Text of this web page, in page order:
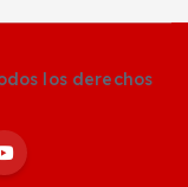
los derechos